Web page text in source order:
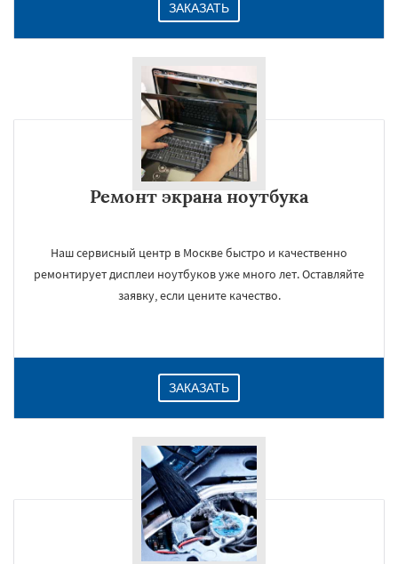
ЗАКАЗАТЬ
Ремонт экрана ноутбука
Наш сервисный центр в Москве быстро и качественно
ремонтирует дисплеи ноутбуков уже много лет. Оставляйте
заявку, если цените качество.
ЗАКАЗАТЬ